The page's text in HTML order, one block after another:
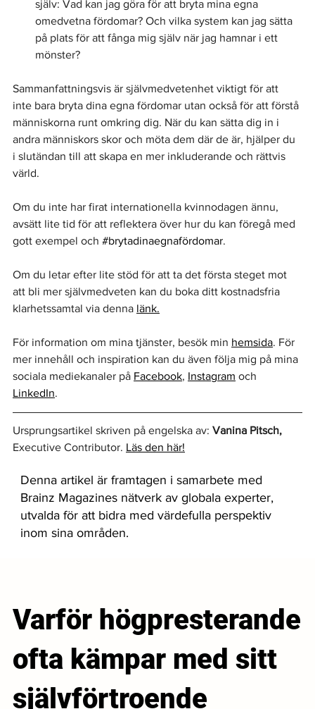
själv: Vad kan jag göra för att bryta mina egna
omedvetna fördomar? Och vilka system kan jag sätta
på plats för att fånga mig själv när jag hamnar i ett
mönster?
Sammanfattningsvis är självmedvetenhet viktigt för att
inte bara bryta dina egna fördomar utan också för att förstå
människorna runt omkring dig. När du kan sätta dig in i
andra människors skor och möta dem där de är, hjälper du
i slutändan till att skapa en mer inkluderande och rättvis
värld.
Om du inte har firat internationella kvinnodagen ännu,
avsätt lite tid för att reflektera över hur du kan föregå med
gott exempel och #brytadinaegnafördomar.
Om du letar efter lite stöd för att ta det första steget mot
att bli mer självmedveten kan du boka ditt kostnadsfria
klarhetssamtal via denna länk.
För information om mina tjänster, besök min hemsida. För
mer innehåll och inspiration kan du även följa mig på mina
sociala mediekanaler på Facebook, Instagram och
LinkedIn.
Ursprungsartikel skriven på engelska av: Vanina Pitsch,
Executive Contributor. Läs den här!
Denna artikel är framtagen i samarbete med
Brainz Magazines nätverk av globala experter,
utvalda för att bidra med värdefulla perspektiv
inom sina områden.
Varför högpresterande
ofta kämpar med sitt
självförtroende